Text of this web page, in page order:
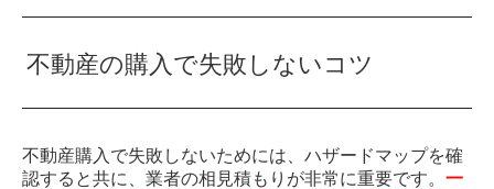
不動産の購入で失敗しないコツ
不動産購入で失敗しないためには、ハザードマップを確
認すると共に、業者の相見積もりが非常に重要です。 一